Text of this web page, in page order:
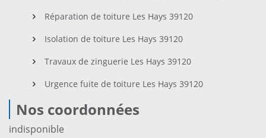
Réparation de toiture Les Hays 39120
Isolation de toiture Les Hays 39120
Travaux de zinguerie Les Hays 39120
Urgence fuite de toiture Les Hays 39120
Nos coordonnées
indisponible